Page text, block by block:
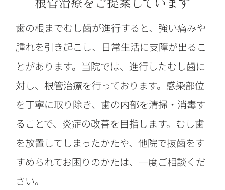
歯の根までむし歯が進行すると、強い痛みや
腫れを引き起こし、日常生活に支障が出るこ
とがあります。当院では、進行したむし歯に
対し、根管治療を行っております。感染部位
を丁寧に取り除き、歯の内部を清掃・消毒す
ることで、炎症の改善を目指します。むし歯
を放置してしまったかたや、他院で抜歯をす
すめられてお困りのかたは、一度ご相談くだ
さい。